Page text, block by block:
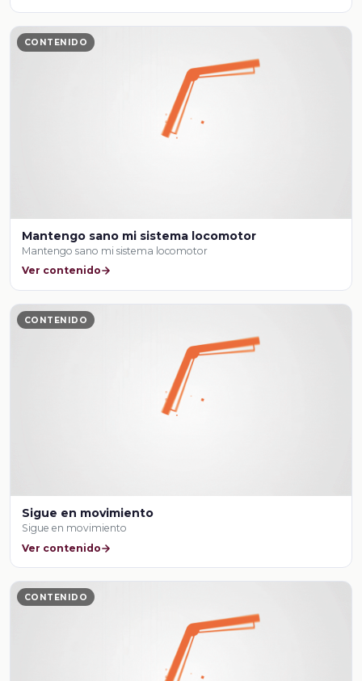
CONTENIDO
Mantengo sano mi sistema locomotor
Mantengo sano mi sistema locomotor
Ver contenido
CONTENIDO
Sigue en movimiento
Sigue en movimiento
Ver contenido
CONTENIDO